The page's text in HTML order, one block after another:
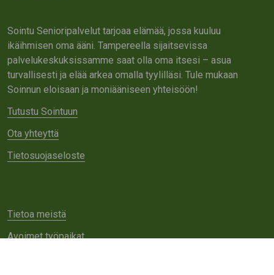
Sointu Senioripalvelut tarjoaa elämää, jossa kuuluu
ikäihmisen oma ääni. Tampereella sijaitsevissa
palvelukeskuksissamme saat olla oma itsesi – asua
turvallisesti ja elää arkea omalla tyylilläsi. Tule mukaan
Soinnun eloisaan ja moniääniseen yhteisöön!
Tutustu Sointuun
Ota yhteyttä
Tietosuojaseloste
Tietoa meistä
Avoimet työpaikat